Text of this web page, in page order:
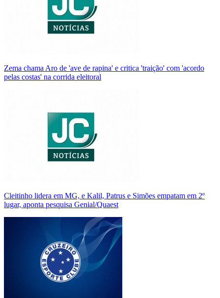
Zema chama Aro de 'ave de rapina' e critica 'traição' com 'acordo
pelas costas' na corrida eleitoral
Cleitinho lidera em MG, e Kalil, Patrus e Simões empatam em 2º
lugar, aponta pesquisa Genial/Quaest